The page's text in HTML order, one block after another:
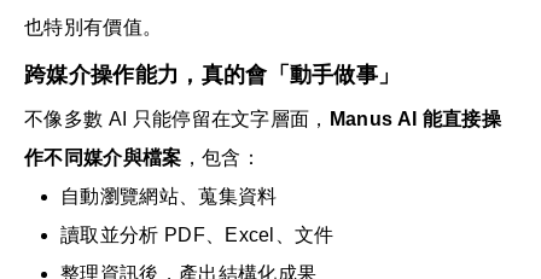
也特別有價值。
跨媒介操作能力，真的會「動手做事」
不像多數 AI 只能停留在文字層面，
Manus AI 能直接操
作不同媒介與檔案 ，包含：
自動瀏覽網站、蒐集資料
讀取並分析 PDF、Excel、文件
整理資訊後，產出結構化成果